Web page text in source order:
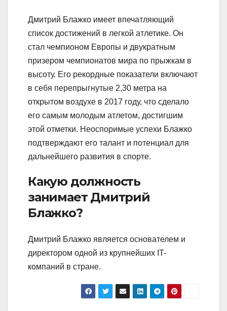
Дмитрий Блажко имеет впечатляющий
список достижений в легкой атлетике. Он
стал чемпионом Европы и двукратным
призером чемпионатов мира по прыжкам в
высоту. Его рекордные показатели включают
в себя перепрыгнутые 2,30 метра на
открытом воздухе в 2017 году, что сделало
его самым молодым атлетом, достигшим
этой отметки. Неоспоримые успехи Блажко
подтверждают его талант и потенциал для
дальнейшего развития в спорте.
Какую должность
занимает Дмитрий
Блажко?
Дмитрий Блажко является основателем и
директором одной из крупнейших IT-
компаний в стране.